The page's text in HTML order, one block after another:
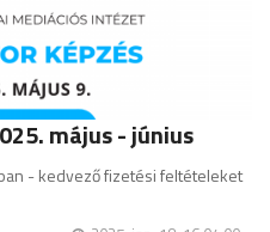
május - június
- kedvező fizetési feltételeket